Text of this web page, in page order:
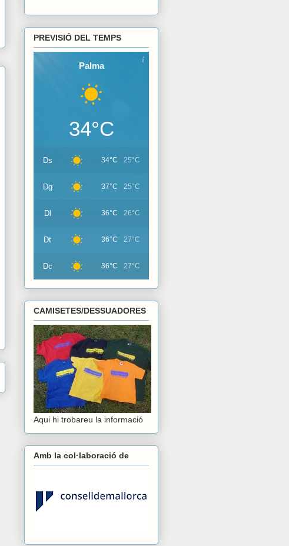
PREVISIÓ DEL TEMPS
Palma
34°C
Ds 34°C 25°C
Dg 37°C 25°C
Dl 36°C 26°C
Dt 36°C 27°C
Dc 36°C 27°C
CAMISETES/DESSUADORES
Aqui hi trobareu la informació
Amb la col·laboració de